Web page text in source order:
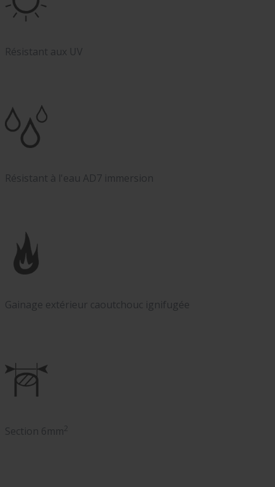
Résistant aux UV
Résistant à l'eau AD7 immersion
Gainage extérieur caoutchouc ignifugée
Section 6mm2